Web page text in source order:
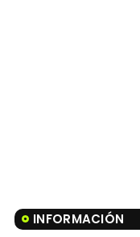
INFORMACIÓN